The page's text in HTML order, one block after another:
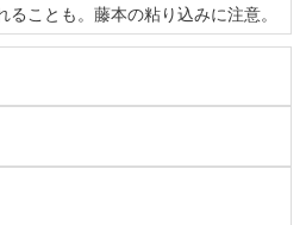
ことも。藤本の粘り込みに注意。